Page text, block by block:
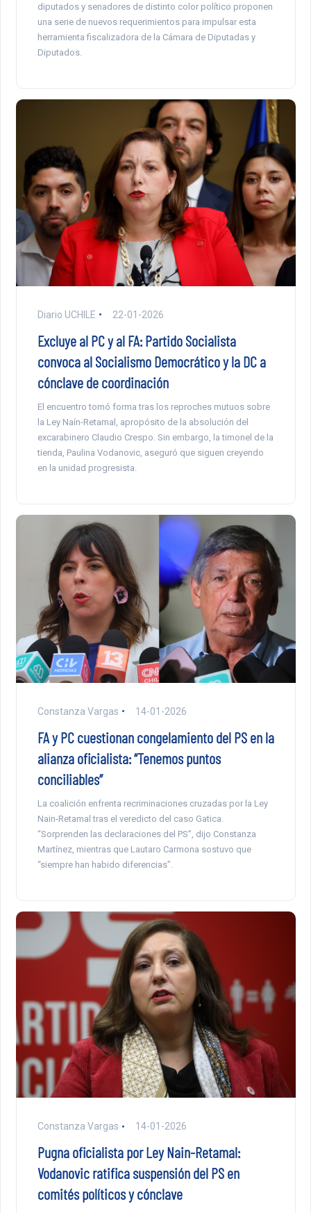
diputados y senadores de distinto color político proponen
una serie de nuevos requerimientos para impulsar esta
herramienta fiscalizadora de la Cámara de Diputadas y
Diputados.
Diario UCHILE 22-01-2026
Excluye al PC y al FA: Partido Socialista
convoca al Socialismo Democrático y la DC a
cónclave de coordinación
El encuentro tomó forma tras los reproches mutuos sobre
la Ley Naín-Retamal, apropósito de la absolución del
excarabinero Claudio Crespo. Sin embargo, la timonel de la
tienda, Paulina Vodanovic, aseguró que siguen creyendo
en la unidad progresista.
Constanza Vargas 14-01-2026
FA y PC cuestionan congelamiento del PS en la
alianza oficialista: “Tenemos puntos
conciliables”
La coalición enfrenta recriminaciones cruzadas por la Ley
Nain-Retamal tras el veredicto del caso Gatica.
“Sorprenden las declaraciones del PS”, dijo Constanza
Martínez, mientras que Lautaro Carmona sostuvo que
“siempre han habido diferencias”.
Constanza Vargas 14-01-2026
Pugna oficialista por Ley Nain-Retamal:
Vodanovic ratifica suspensión del PS en
comités políticos y cónclave